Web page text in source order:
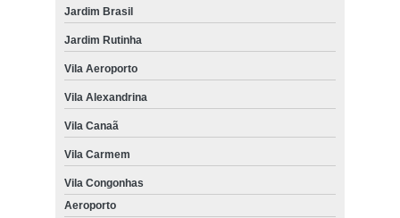
Jardim Brasil
Jardim Rutinha
Vila Aeroporto
Vila Alexandrina
Vila Canaã
Vila Carmem
Vila Congonhas
Aeroporto